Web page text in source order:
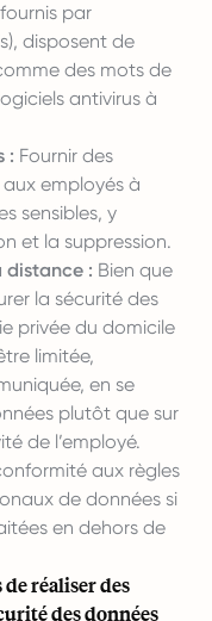
par
disposent de
des mots de
antivirus à
: Fournir des
employés à
sensibles, y
et la suppression.
distance : Bien que
la sécurité des
privée du domicile
limitée,
en se
plutôt que sur
de l’employé.
aux règles
de données si
en dehors de
réaliser des
des données